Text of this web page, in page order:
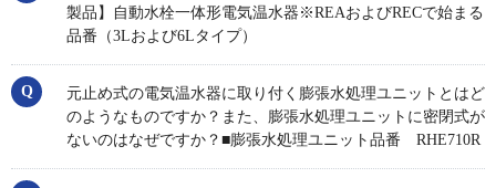
製品】自動水栓一体形電気温水器※REAおよびRECで始まる
品番（3Lおよび6Lタイプ）
元止め式の電気温水器に取り付く膨張水処理ユニットとはど
のようなものですか？また、膨張水処理ユニットに密閉式が
ないのはなぜですか？■膨張水処理ユニット品番 RHE710R